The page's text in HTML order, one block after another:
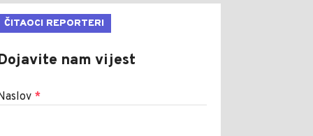
ČITAOCI REPORTERI
nam vijest
*